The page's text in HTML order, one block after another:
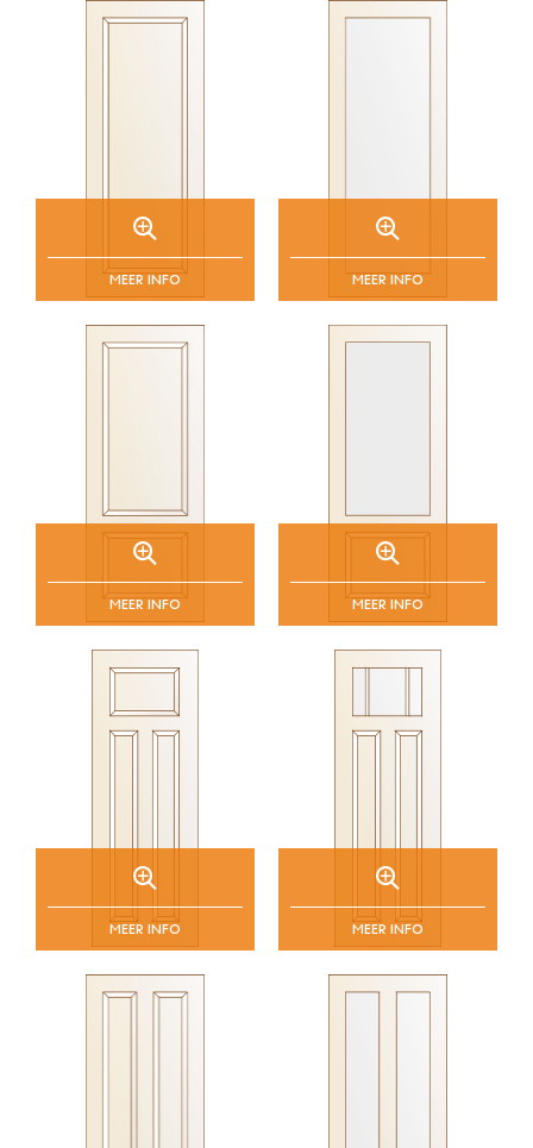
MEER INFO MEER INFO
MEER INFO MEER INFO
MEER INFO MEER INFO